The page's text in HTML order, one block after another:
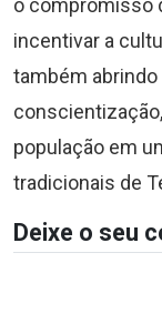
o compromisso
incentivar a
também
população em
tradicionais de
Deixe o seu